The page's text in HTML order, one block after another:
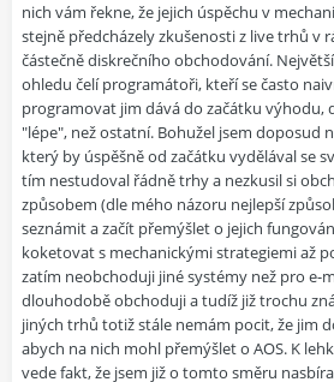
nich vám řekne, že jejich úspěchu v
stejně předcházely zkušenosti z live trhů v
částečně diskrečního obchodování.
ohledu čelí programátoři, kteří se často
programovat jim dává do začátku výhodu,
"lépe", než ostatní. Bohužel jsem doposud
který by úspěšně od začátku vydělával se
tím nestudoval řádně trhy a nezkusil si
způsobem (dle mého názoru nejlepší
seznámit a začít přemýšlet o jejich
koketovat s mechanickými strategiemi až
zatím neobchoduji jiné systémy než pro e-
dlouhodobě obchoduji a tudíž již trochu
jiných trhů totiž stále nemám pocit, že jim
abych na nich mohl přemýšlet o AOS. K
vede fakt, že jsem již o tomto směru